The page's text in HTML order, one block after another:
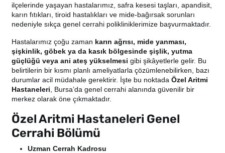
ilçelerinde yaşayan hastalarımız, safra kesesi taşları, apandisit,
karın fıtıkları, tiroid hastalıkları ve mide-bağırsak sorunları
nedeniyle sıkça genel cerrahi polikliniklerimize başvurmaktadır.
Hastalarımız çoğu zaman karın ağrısı, mide yanması,
şişkinlik, göbek ya da kasık bölgesinde şişlik, yutma
güçlüğü veya ani ateş yükselmesi gibi şikâyetlerle gelir. Bu
belirtilerin bir kısmı planlı ameliyatlarla çözümlenebilirken, bazı
durumlar acil müdahale gerektirir. İşte bu noktadaÖzel Aritmi
Hastaneleri , Bursa’da genel cerrahi alanında güvenilir bir
merkez olarak öne çıkmaktadır.
Özel Aritmi Hastaneleri Genel
Cerrahi Bölümü
Uzman Cerrah Kadrosu